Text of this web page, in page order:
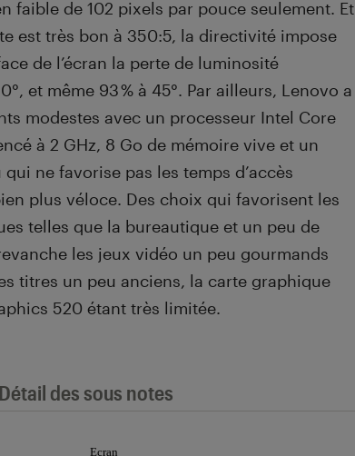
faible de 102 pixels par pouce seulement. Et
est très bon à 350:5, la directivité impose
de l’écran la perte de luminosité
et même 93 % à 45°. Par ailleurs, Lenovo a
modestes avec un processeur Intel Core
à 2 GHz, 8 Go de mémoire vive et un
ne favorise pas les temps d’accès
plus véloce. Des choix qui favorisent les
telles que la bureautique et un peu de
les jeux vidéo un peu gourmands
titres un peu anciens, la carte graphique
520 étant très limitée.
Détail des sous notes